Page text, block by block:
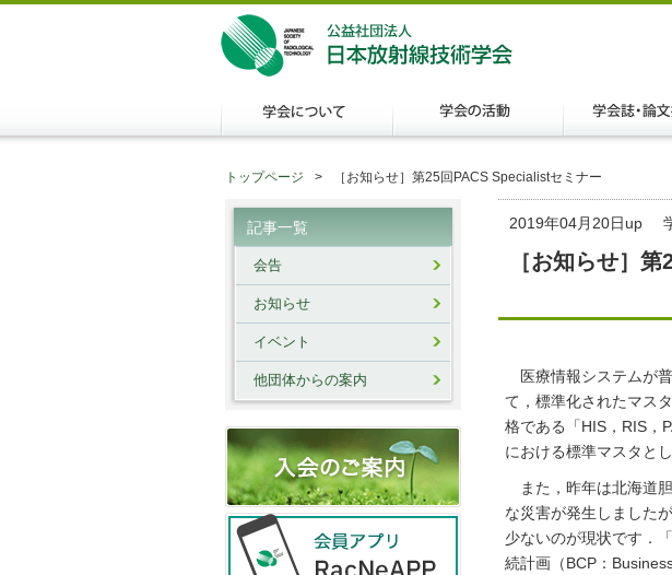
トップページ ［お知らせ］第25回PACS Specialistセミナー
2019年04月20日up
［お知らせ］
医療情報システムが
て，標準化されたマス
格である「HIS，RIS，
における標準マスタと
また，昨年は北海道
な災害が発生しました
少ないのが現状です．
続計画（BCP：
記事一覧
会告
お知らせ
イベント
他団体からの案内